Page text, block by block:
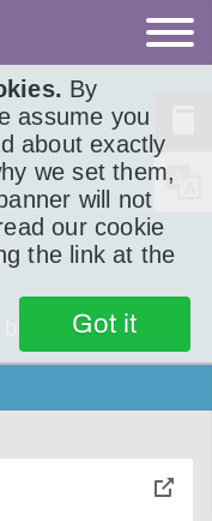
By
assume you
about exactly
we set them,
will not
our cookie
the link at the
Got it
a’
toggle